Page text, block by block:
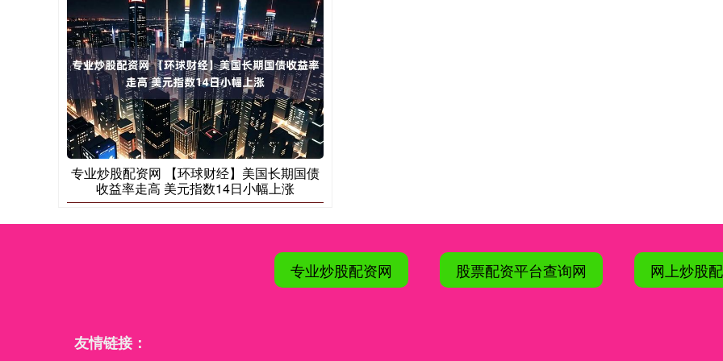
专业炒股配资网 【环球财经】美国长期国债
收益率走高 美元指数14日小幅上涨
专业炒股配资网 股票配资平台查询网 网上炒股
友情链接：